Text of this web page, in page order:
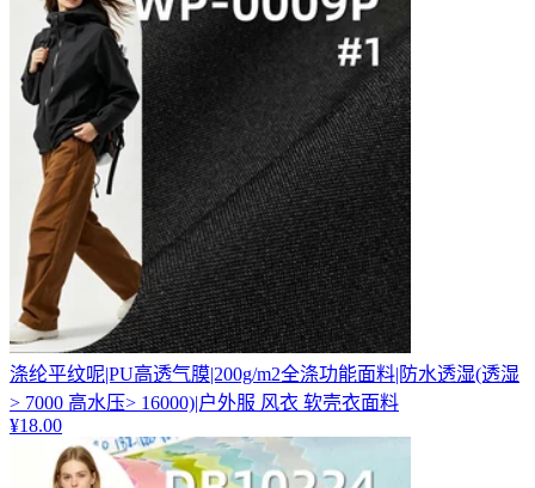
涤纶平纹呢|PU高透气膜|200g/m2全涤功能面料|防水透湿(透湿
> 7000 高水压> 16000)|户外服 风衣 软壳衣面料
¥18.00